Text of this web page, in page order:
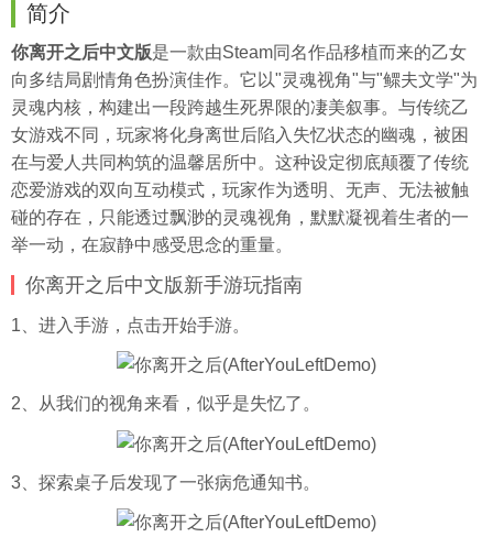
简介
你离开之后中文版是一款由Steam同名作品移植而来的乙女
向多结局剧情角色扮演佳作。它以"灵魂视角"与"鳏夫文学"为
灵魂内核，构建出一段跨越生死界限的凄美叙事。与传统乙
女游戏不同，玩家将化身离世后陷入失忆状态的幽魂，被困
在与爱人共同构筑的温馨居所中。这种设定彻底颠覆了传统
恋爱游戏的双向互动模式，玩家作为透明、无声、无法被触
碰的存在，只能透过飘渺的灵魂视角，默默凝视着生者的一
举一动，在寂静中感受思念的重量。
你离开之后中文版新手游玩指南
1、进入手游，点击开始手游。
2、从我们的视角来看，似乎是失忆了。
3、探索桌子后发现了一张病危通知书。